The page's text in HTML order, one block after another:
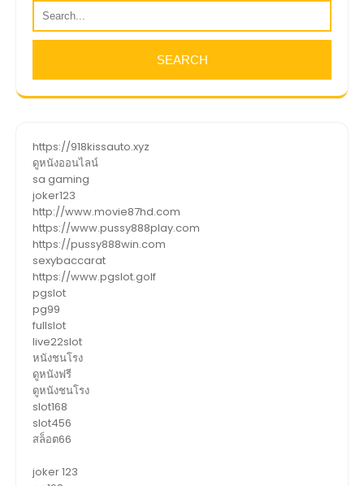
https://918kissauto.xyz
ดูหนังออนไลน์
sa gaming
joker123
http://www.movie87hd.com
https://www.pussy888play.com
https://pussy888win.com
sexybaccarat
https://www.pgslot.golf
pgslot
pg99
fullslot
live22slot
หนังชนโรง
ดูหนังฟรี
ดูหนังชนโรง
slot168
slot456
สล็อต66
joker 123